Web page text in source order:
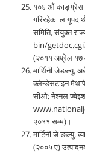
१०६ औं काङ्ग्रेस
गरिरहेका
समिति, संयुक्त
bin/
(२०११ अप्रेल १७
मार्थिनी
क्लेन्डेसटाइन
सीओ: नेश्नल
२०११ सम्म)।
मार्टिनी जे
(२००५ ए)